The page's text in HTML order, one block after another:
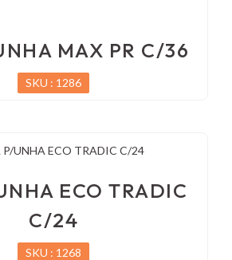
MAX PR C/36
SKU : 1286
ECO TRADIC
C/24
SKU : 1268